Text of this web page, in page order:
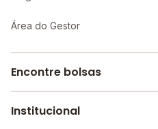
Área do Gestor
Encontre bolsas
Melhores escolas de São Paulo
Institucional